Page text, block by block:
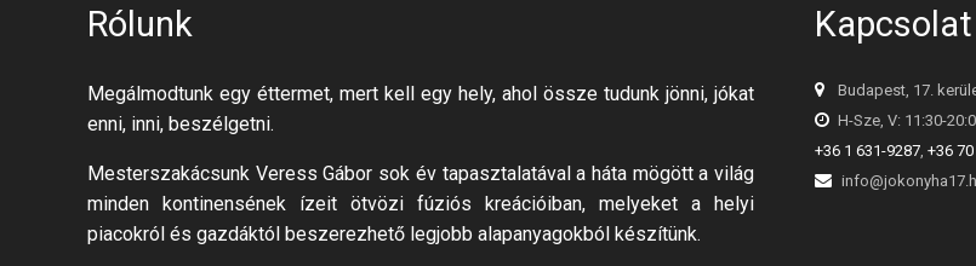
Rólunk
Megálmodtunk egy éttermet, mert kell egy hely, ahol össze tudunk jönni, jókat
enni, inni, beszélgetni.
Mesterszakácsunk Veress Gábor sok év tapasztalatával a háta mögött a világ
minden kontinensének ízeit ötvözi fúziós kreációiban, melyeket a helyi
piacokról és gazdáktól beszerezhető legjobb alapanyagokból készítünk.
Kapcsolat
Budapest, 17.
H-Sze, V: 11:30-
+36 1 631-9287, +36